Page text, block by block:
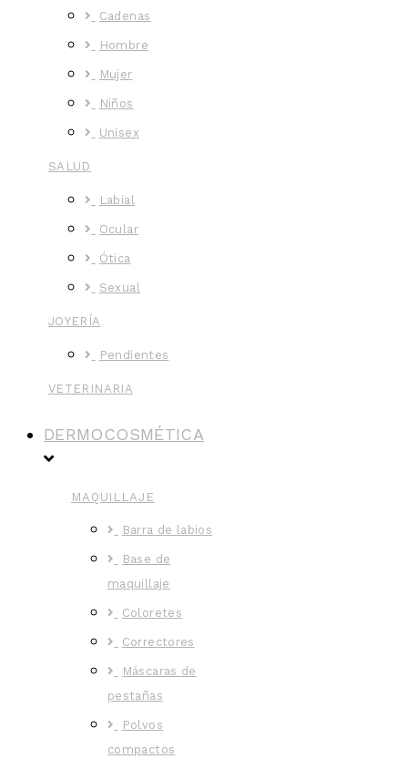
Cadenas
Hombre
Mujer
Niños
Unisex
SALUD
Labial
Ocular
Ótica
Sexual
JOYERÍA
Pendientes
VETERINARIA
DERMOCOSMÉTICA
MAQUILLAJE
Barra de labios
Base de
maquillaje
Coloretes
Correctores
Máscaras de
pestañas
Polvos
compactos